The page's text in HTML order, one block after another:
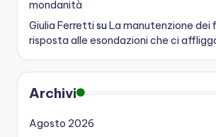
mondanità
Giulia Ferretti su La manutenzione dei
risposta alle esondazioni che ci
Archivi
Agosto 2026